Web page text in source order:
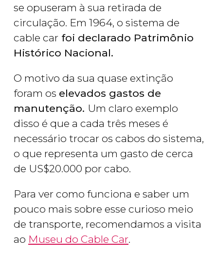
se opuseram à sua retirada de
circulação. Em 1964, o sistema de
cable car foi declarado Patrimônio
Histórico Nacional.
O motivo da sua quase extinção
foram os elevados gastos de
manutenção. Um claro exemplo
disso é que a cada três meses é
necessário trocar os cabos do sistema,
o que representa um gasto de cerca
de US$20.000 por cabo.
Para ver como funciona e saber um
pouco mais sobre esse curioso meio
de transporte, recomendamos a visita
ao Museu do Cable Car.